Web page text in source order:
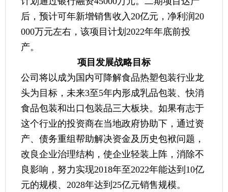
后，预计可年新增销售收入20亿元，净利润20
000万元左右，该项目计划2022年年底前投
产。
项目发展战略目标
公司将以成为国内可降解食品热塑包装行业龙
头为目标，未来3至5年内形成乳品包装、快消
食品包装和出口包装品三大板块。如果有志于
这个行业的投资商在当地政府协助下，通过资
产、债务重组帮助解决资金及历史包袱问题，
改良企业治理结构，使企业轻装上阵，消除不
良影响，努力实现2018年至2022年能达到10亿
元的规模、2028年达到25亿元销售规模。